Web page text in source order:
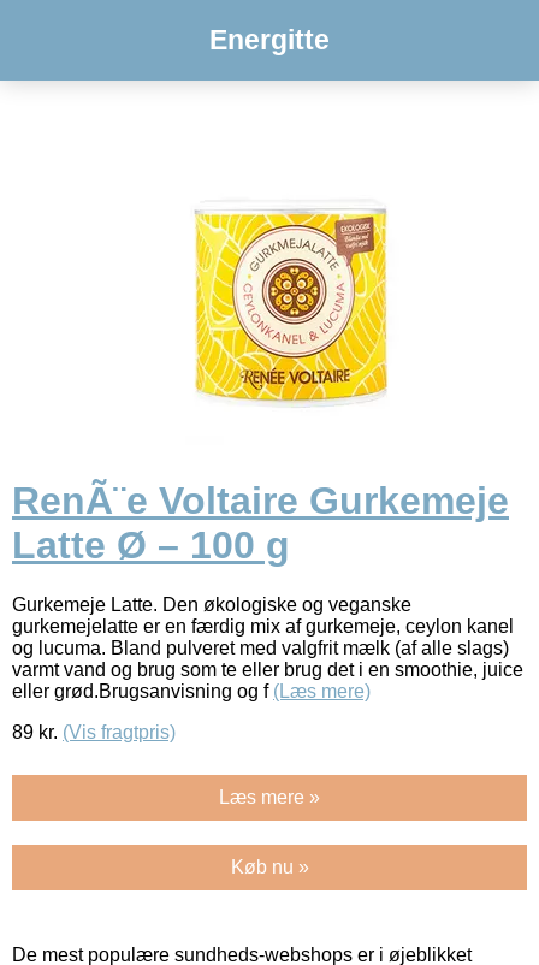
Energitte
RenÃ¨e Voltaire Gurkemeje
Latte Ø – 100 g
Gurkemeje Latte. Den økologiske og veganske
gurkemejelatte er en færdig mix af gurkemeje, ceylon kanel
og lucuma. Bland pulveret med valgfrit mælk (af alle slags)
varmt vand og brug som te eller brug det i en smoothie, juice
eller grød.Brugsanvisning og f (Læs mere)
89 kr. (Vis fragtpris)
Læs mere »
Køb nu »
De mest populære sundheds-webshops er i øjeblikket